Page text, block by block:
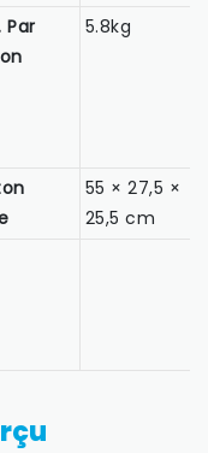
Par
5.8kg
55 × 27,5 ×
25,5 cm